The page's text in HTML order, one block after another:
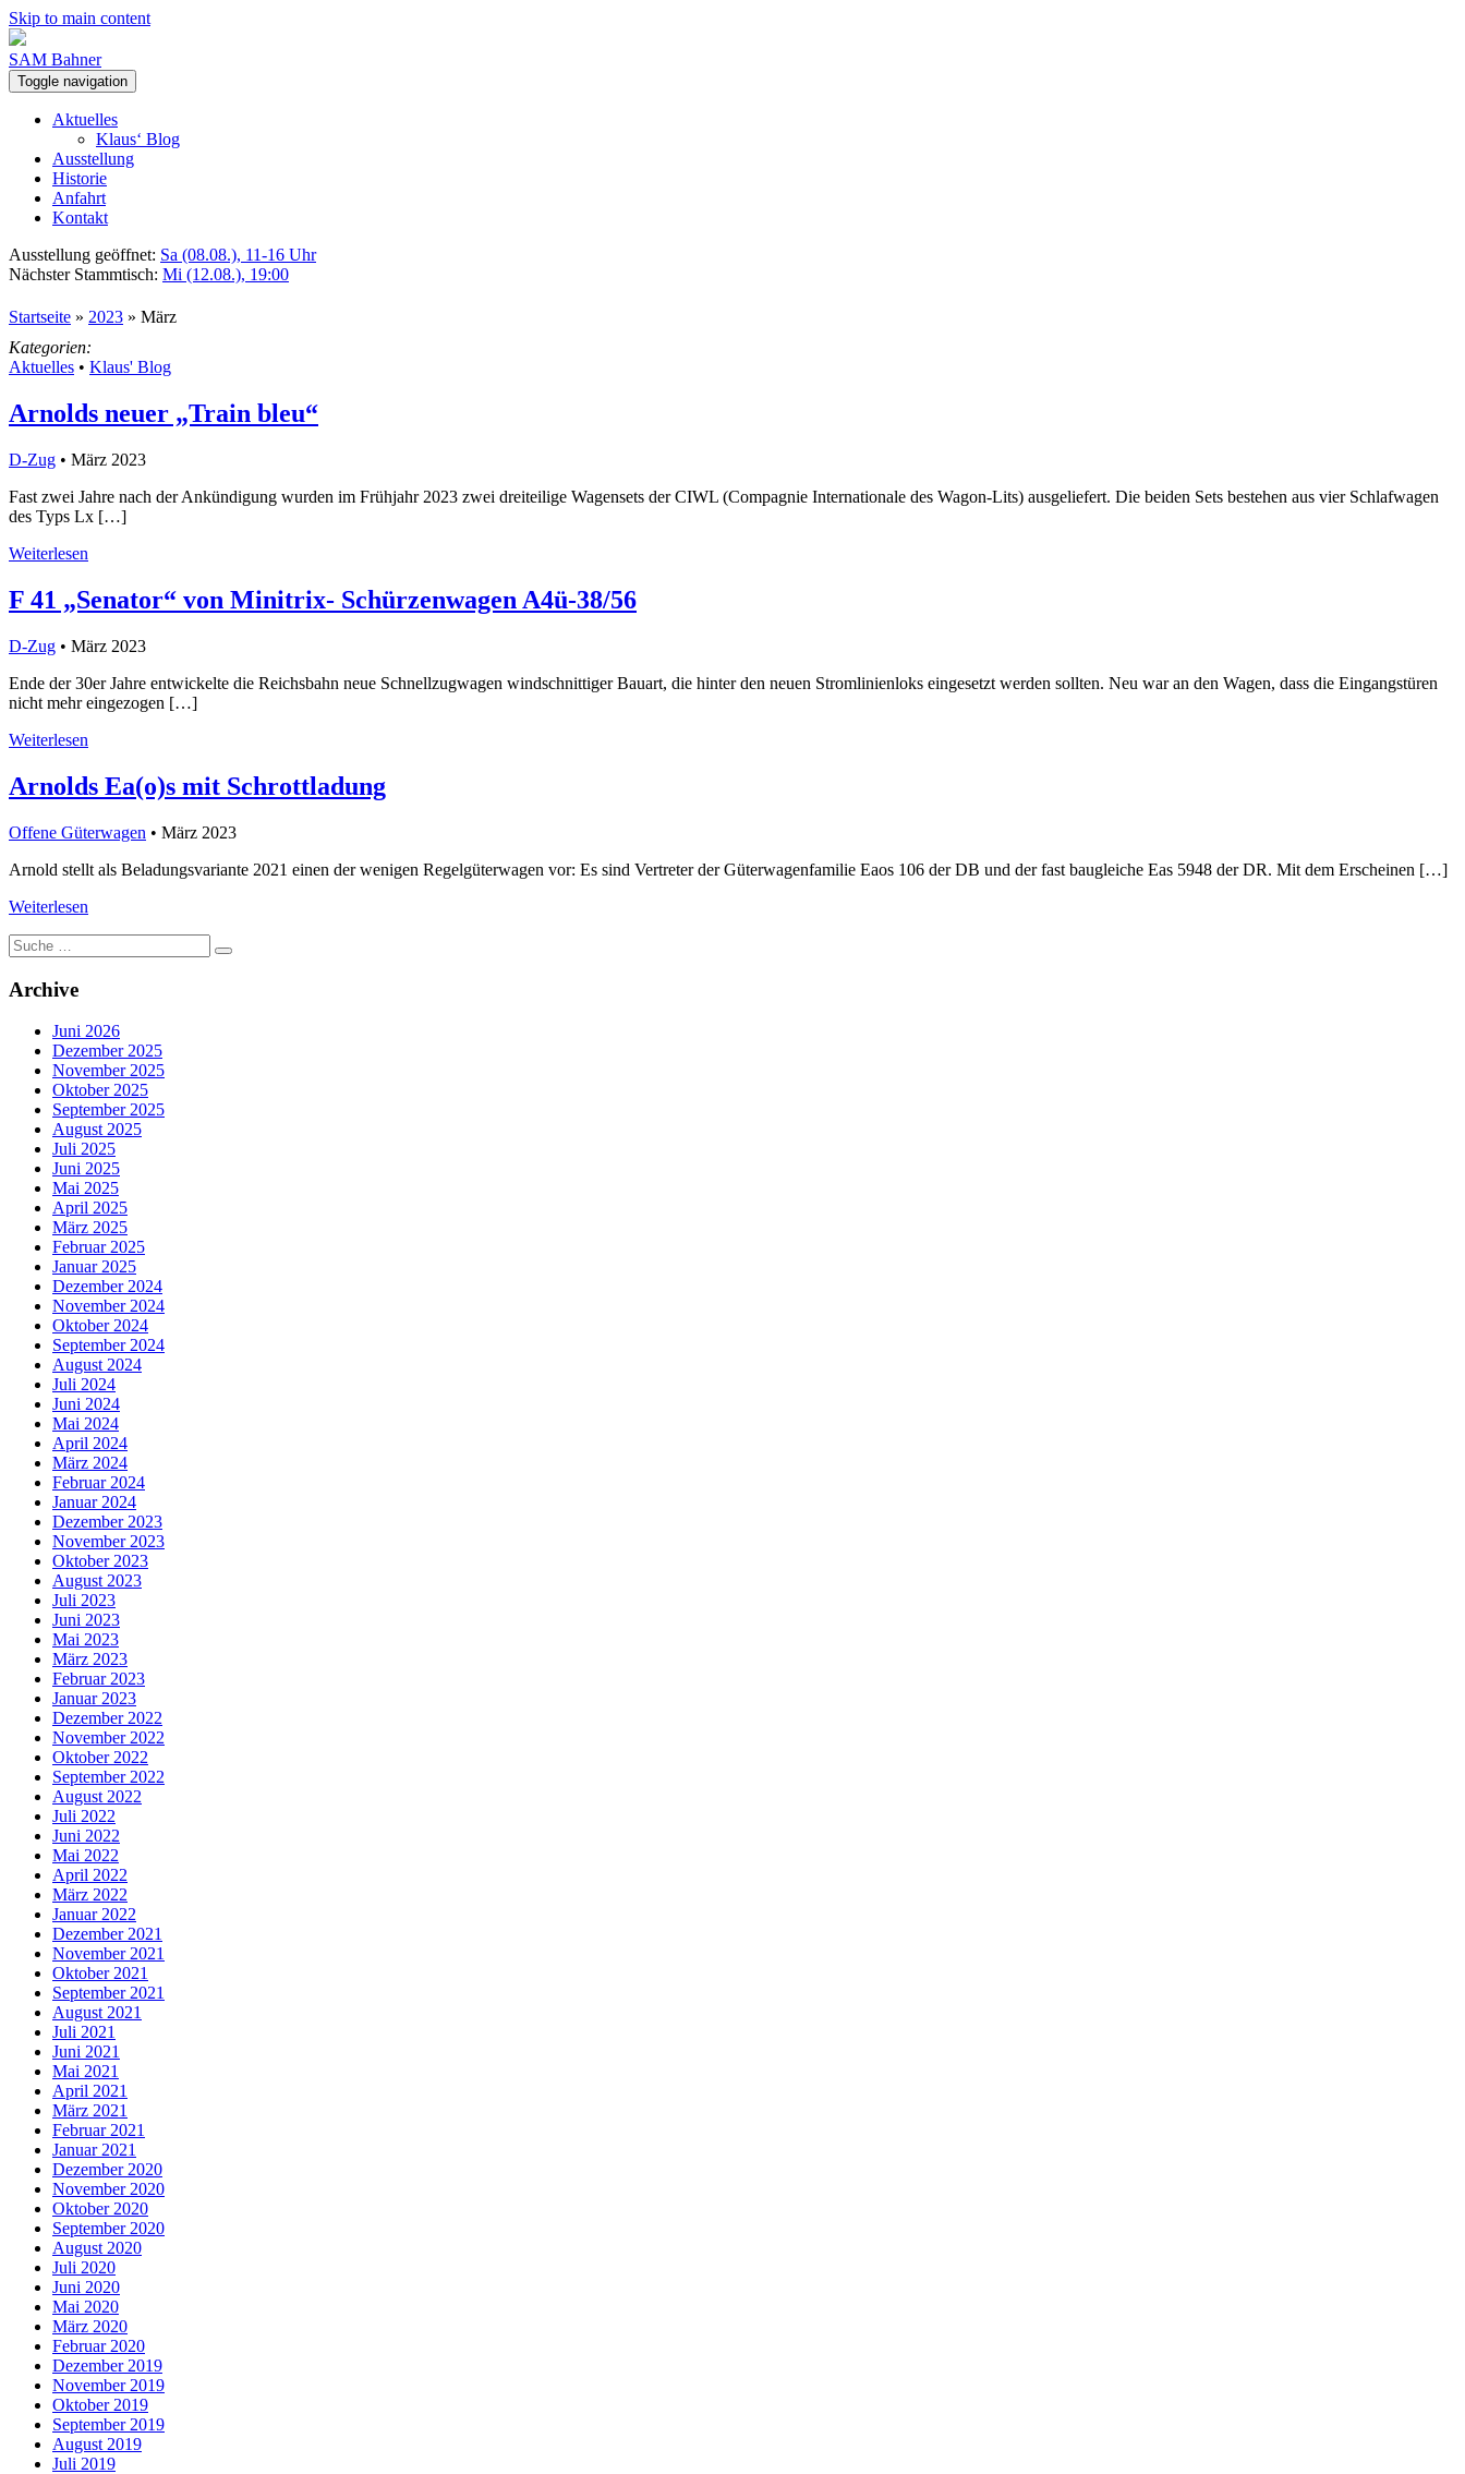
Skip to main content
SAM Bahner
Toggle navigation
Aktuelles
Klaus‘ Blog
Ausstellung
Historie
Anfahrt
Kontakt
Ausstellung geöffnet: Sa (08.08.), 11-16 Uhr
Nächster Stammtisch: Mi (12.08.), 19:00
Startseite » 2023 » März
Kategorien:
Aktuelles • Klaus' Blog
Arnolds neuer „Train bleu“
D-Zug • März 2023
Fast zwei Jahre nach der Ankündigung wurden im Frühjahr 2023 zwei dreiteilige Wagensets der CIWL (Compagnie Internationale des Wagon-Lits) ausgeliefert. Die beiden Sets bestehen aus vier Schlafwagen
des Typs Lx […]
Weiterlesen
F 41 „Senator“ von Minitrix- Schürzenwagen A4ü-38/56
D-Zug • März 2023
Ende der 30er Jahre entwickelte die Reichsbahn neue Schnellzugwagen windschnittiger Bauart, die hinter den neuen Stromlinienloks eingesetzt werden sollten. Neu war an den Wagen, dass die Eingangstüren
nicht mehr eingezogen […]
Weiterlesen
Arnolds Ea(o)s mit Schrottladung
Offene Güterwagen • März 2023
Arnold stellt als Beladungsvariante 2021 einen der wenigen Regelgüterwagen vor: Es sind Vertreter der Güterwagenfamilie Eaos 106 der DB und der fast baugleiche Eas 5948 der DR. Mit dem Erscheinen […]
Weiterlesen
Suche
nach:
Archive
Juni 2026
Dezember 2025
November 2025
Oktober 2025
September 2025
August 2025
Juli 2025
Juni 2025
Mai 2025
April 2025
März 2025
Februar 2025
Januar 2025
Dezember 2024
November 2024
Oktober 2024
September 2024
August 2024
Juli 2024
Juni 2024
Mai 2024
April 2024
März 2024
Februar 2024
Januar 2024
Dezember 2023
November 2023
Oktober 2023
August 2023
Juli 2023
Juni 2023
Mai 2023
März 2023
Februar 2023
Januar 2023
Dezember 2022
November 2022
Oktober 2022
September 2022
August 2022
Juli 2022
Juni 2022
Mai 2022
April 2022
März 2022
Januar 2022
Dezember 2021
November 2021
Oktober 2021
September 2021
August 2021
Juli 2021
Juni 2021
Mai 2021
April 2021
März 2021
Februar 2021
Januar 2021
Dezember 2020
November 2020
Oktober 2020
September 2020
August 2020
Juli 2020
Juni 2020
Mai 2020
März 2020
Februar 2020
Dezember 2019
November 2019
Oktober 2019
September 2019
August 2019
Juli 2019